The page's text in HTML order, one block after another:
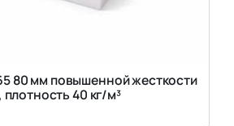
80 мм повышенной жесткости
плотность 40 кг/м³